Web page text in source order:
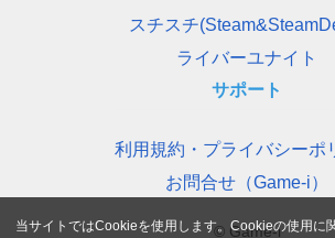
スチスチ
ライバーユナイト
サポート
利用規約・プライバシーポ
お問合せ（Game-i）
© Game-i
当サイトではCookieを使用します。Cookieの使用に